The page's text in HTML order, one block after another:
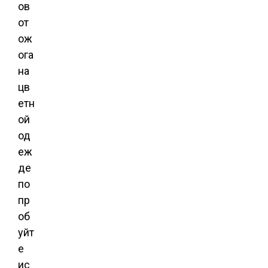
ов
от
ож
ога
на
цв
етн
ой
од
еж
де
по
пр
об
уйт
е
ис